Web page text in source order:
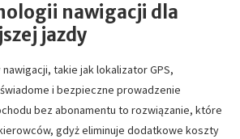
nawigacji dla
jazdy
takie jak lokalizator GPS,
i bezpieczne prowadzenie
bez abonamentu to rozwiązanie, które
gdyż eliminuje dodatkowe koszty